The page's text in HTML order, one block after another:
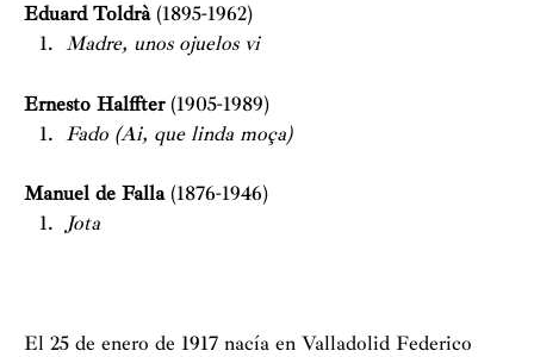
Eduard Toldrà (1895-1962)
Madre, unos ojuelos vi
Ernesto Halffter (1905-1989)
Fado (Ai, que linda moça)
Manuel de Falla (1876-1946)
Jota
El 25 de enero de 1917 nacía en Valladolid Federico